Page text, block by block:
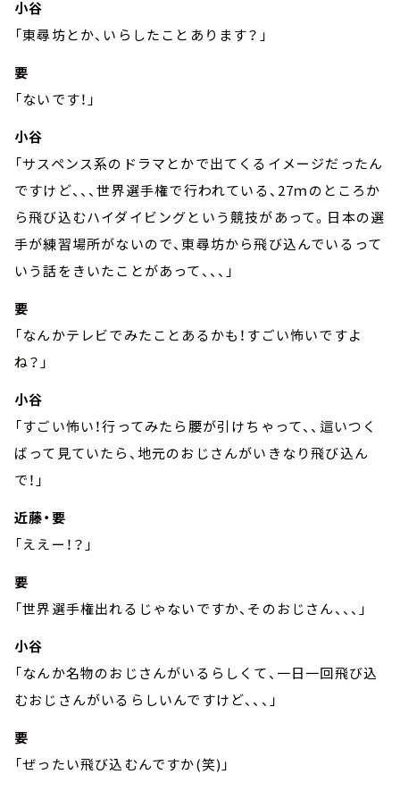
小谷
「東尋坊とか、いらしたことあります？」
要
「ないです！」
小谷
「サスペンス系のドラマとかで出てくるイメージだったん
ですけど、、、世界選手権で行われている、27ｍのところか
ら飛び込むハイダイビングという競技があって。日本の選
手が練習場所がないので、東尋坊から飛び込んでいるって
いう話をきいたことがあって、、、」
要
「なんかテレビでみたことあるかも！すごい怖いですよ
ね？」
小谷
「すごい怖い！行ってみたら腰が引けちゃって、、這いつく
ばって見ていたら、地元のおじさんがいきなり飛び込ん
で！」
近藤・要
「ええー！？」
要
「世界選手権出れるじゃないですか、そのおじさん、、、」
小谷
「なんか名物のおじさんがいるらしくて、一日一回飛び込
むおじさんがいるらしいんですけど、、、」
要
「ぜったい飛び込むんですか(笑)」